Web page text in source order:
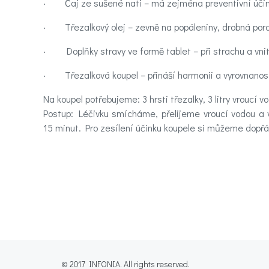
Videa
Kontakt
Registrace
· Čaj ze sušené nati – má zejména preventivní
· Třezalkový olej – zevně na popáleniny, drobná
· Doplňky stravy ve formě tablet – při strachu a
· Třezalková koupel – přináší harmonii a
Na koupel potřebujeme: 3 hrsti třezalky, 3 litry vroucí
Postup: Léčivku smícháme, přelijeme vroucí vodou
15 minut. Pro zesílení účinku koupele si můžeme
© 2017 INFONIA. All rights reserved.